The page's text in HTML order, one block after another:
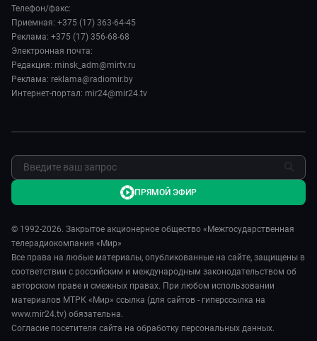
Авто
Культура
Спорт
Евразия. Культурно
Евразия. Регионы
Наши иностранцы
Пять причин поехать в...
Сделано в Содружестве
Лица мира
Новости
Пресса о нас
Карьера
Реклама
Телефон/факс:
Приемная: +375 (17) 363-64-45
Реклама: +375 (17) 356-68-68
Электронная почта:
Редакция: minsk_adm@mirtv.ru
Реклама: reklama@radiomir.by
Интернет-портал: mir24@mir24.tv
© 1992-2026. Закрытое акционерное общество «Межгосударственная
телерадиокомпания «Мир»
Все права на любые материалы, опубликованные на сайте, защищены в
соответствии с российским и международным законодательством об
авторском праве и смежных правах. При любом использовании
материалов МТРК «Мир» ссылка (для сайтов - гиперссылка на
www.mir24.tv) обязательна.
Согласие посетителя сайта на обработку персональных данных.
ПРЯМОЙ ЭФИР